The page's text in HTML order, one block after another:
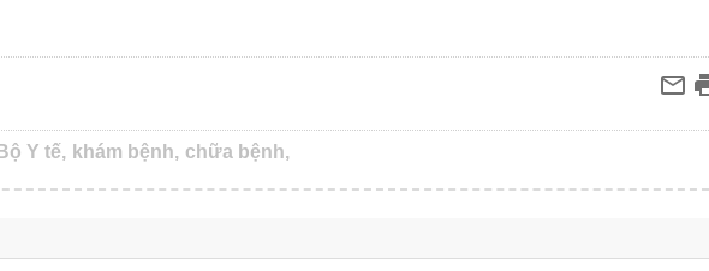
Bộ Y tế, khám bệnh, chữa bệnh,